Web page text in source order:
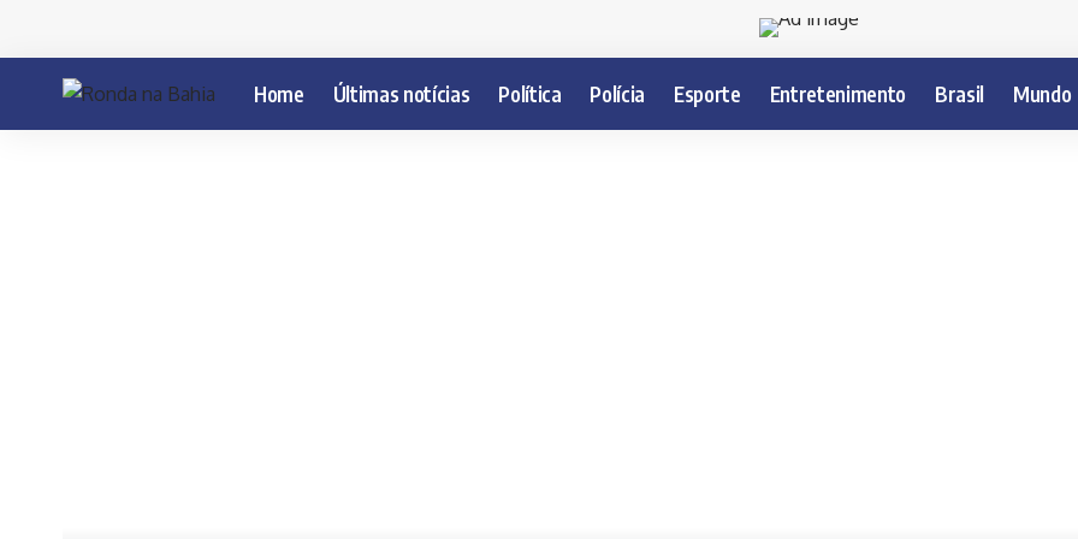
Home Últimas notícias Política Polícia Esporte Entretenimento Brasil Mundo